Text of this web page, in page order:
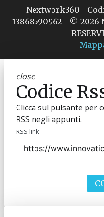
Nextwork360 -
13868590962 - © 2026
close
Codice
Clicca sul pulsante per
RSS negli appunti.
RSS link